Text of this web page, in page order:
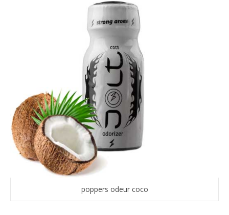
poppers odeur coco